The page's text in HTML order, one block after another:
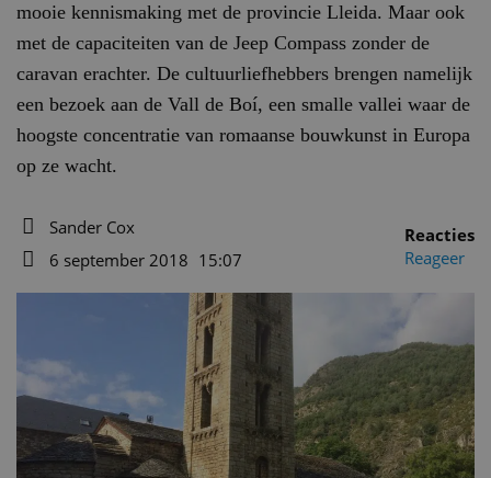
mooie kennismaking met de provincie Lleida. Maar ook
met de capaciteiten van de Jeep Compass zonder de
caravan erachter. De cultuurliefhebbers brengen namelijk
een bezoek aan de Vall de Boí, een smalle vallei waar de
hoogste concentratie van romaanse bouwkunst in Europa
op ze wacht.
Auteur
Sander Cox
6 september 2018 15:07
Reacties
Reageer